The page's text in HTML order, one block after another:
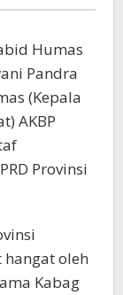
Humas
Pandra
(Kepala
AKBP
Provinsi
oleh
Kabag